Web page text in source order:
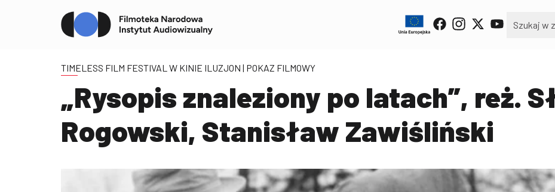
TIMELESS FILM FESTIVAL W KINIE ILUZJON | POKAZ FILMOWY
„Rysopis znaleziony po latach”, reż.
Rogowski, Stanisław Zawiśliński